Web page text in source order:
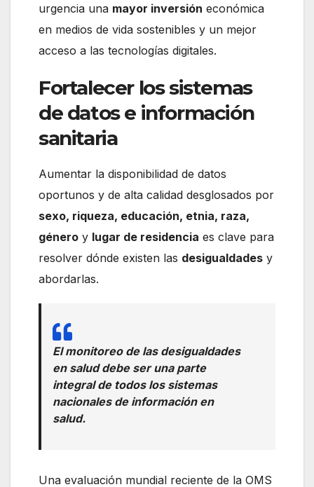
urgencia una mayor inversión económica
en medios de vida sostenibles y un mejor
acceso a las tecnologías digitales.
Fortalecer los sistemas
de datos e información
sanitaria
Aumentar la disponibilidad de datos
oportunos y de alta calidad desglosados ​​por
sexo, riqueza, educación, etnia, raza,
género y lugar de residencia es clave para
resolver dónde existen las desigualdades y
abordarlas.
El monitoreo de las desigualdades
en salud debe ser una parte
integral de todos los sistemas
nacionales de información en
salud.
Una evaluación mundial reciente de la OMS